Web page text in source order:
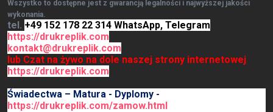
Wszystko to dostępne jest z gwarancją legalności i najwyższej jakości
wykonania.
tel. +49 152 178 22 314 WhatsApp, Telegram
https://drukreplik.com
kontakt@drukreplik.com
lub Czat na żywo na dole naszej strony internetowej
https://drukreplik.com
Świadectwa – Matura - Dyplomy -
https://drukreplik.com/zamow.html